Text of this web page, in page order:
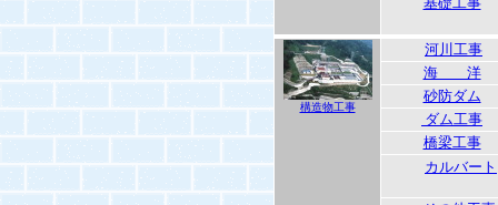
構造物工事
河川工事
海 洋
砂防ダム
ダム工事
橋梁工事
カルバート